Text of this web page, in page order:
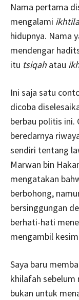
Nama pertama
mengalami
hidupnya. Nama
mendengar
itu tsiqah atau
Ini saja satu
dicoba
berbau politis ini.
beredarnya
sendiri tentang
Marwan bin
mengatakan
berbohong,
bersinggungan
berhati-hati
mengambil
Saya baru
khilafah sebelum
bukan untuk